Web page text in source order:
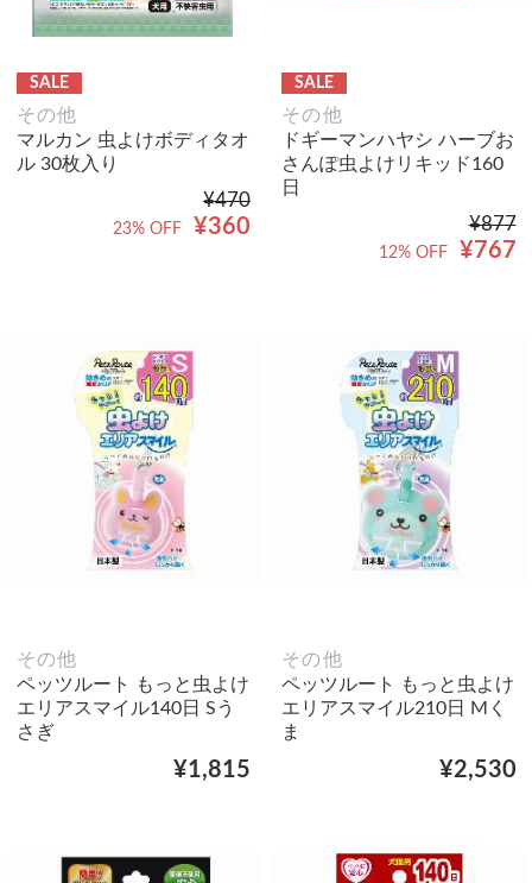
SALE
その他
マルカン 虫よけボディタオ
ル 30枚入り
¥470
¥360
23% OFF
SALE
その他
ドギーマンハヤシ ハーブお
さんぽ虫よけリキッド160
日
¥877
¥767
12% OFF
その他
ペッツルート もっと虫よけ
エリアスマイル140日 Sう
さぎ
¥1,815
その他
ペッツルート もっと虫よけ
エリアスマイル210日 Mく
ま
¥2,530